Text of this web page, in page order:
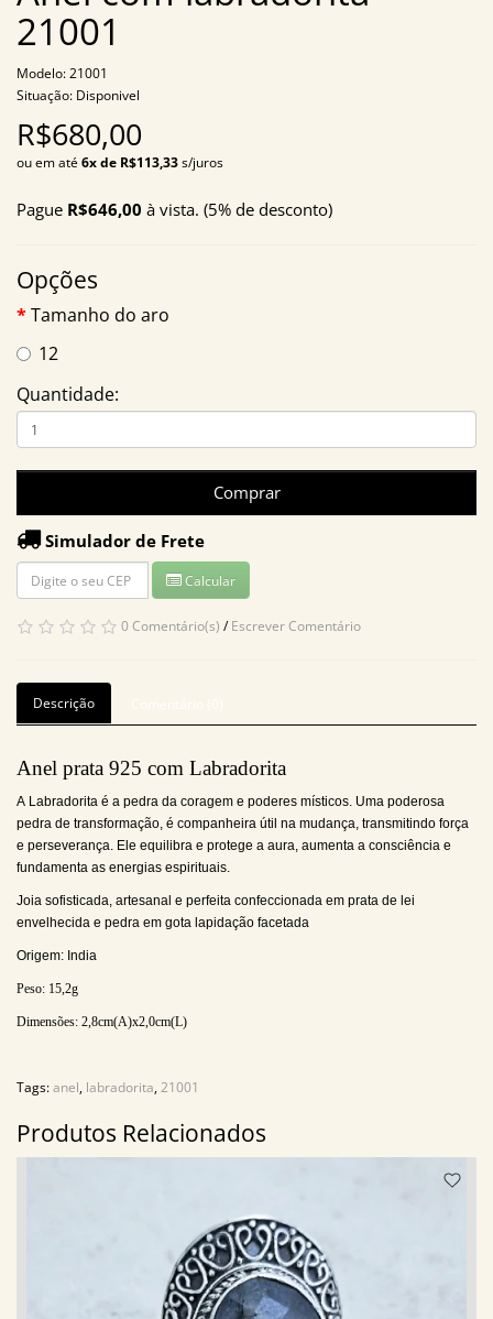
21001
Modelo: 21001
Situação: Disponivel
R$680,00
ou em até6x de R$113,33s/juros
Pague R$646,00 à vista. (5% de desconto)
Opções
Tamanho do aro
12
Quantidade:
Comprar
Simulador de Frete
Calcular
0 Comentário(s) /Escrever Comentário
Descrição
Anel prata 925 com Labradorita
A Labradorita é a pedra da coragem e poderes místicos. Uma poderosa
pedra de transformação, é companheira útil na mudança, transmitindo força
e perseverança. Ele equilibra e protege a aura, aumenta a consciência e
fundamenta as energias espirituais.
Joia sofisticada, artesanal e perfeita confeccionada em prata de lei
envelhecida e pedra em gota lapidação facetada
Origem: India
Peso: 15,2g
Dimensões: 2,8cm(A)x2,0cm(L)
Tags:anel, labradorita,21001
Produtos Relacionados